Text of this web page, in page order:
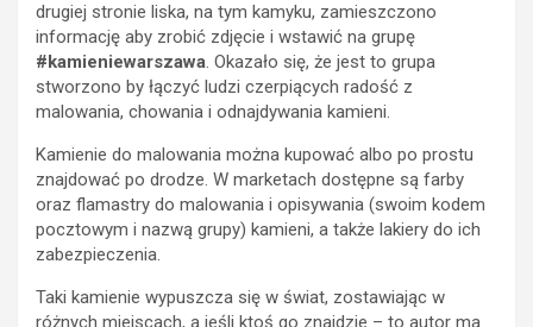
drugiej stronie liska, na tym kamyku, zamieszczono
informację aby zrobić zdjęcie i wstawić na grupę
#kamieniewarszawa. Okazało się, że jest to grupa
stworzono by łączyć ludzi czerpiących radość z
malowania, chowania i odnajdywania kamieni.
Kamienie do malowania można kupować albo po prostu
znajdować po drodze. W marketach dostępne są farby
oraz flamastry do malowania i opisywania (swoim kodem
pocztowym i nazwą grupy) kamieni, a także lakiery do ich
zabezpieczenia.
Taki kamienie wypuszcza się w świat, zostawiając w
różnych miejscach, a jeśli ktoś go znajdzie – to autor ma